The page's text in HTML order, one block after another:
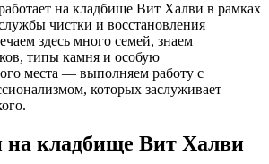
на кладбище Вит Халви в рамках
чистки и восстановления
здесь много семей, знаем
типы камня и особую
места — выполняем работу с
которых заслуживает
на кладбище Вит Халви